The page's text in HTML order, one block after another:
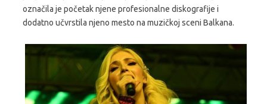
označila je početak njene profesionalne diskografije i
dodatno učvrstila njeno mesto na muzičkoj sceni Balkana.